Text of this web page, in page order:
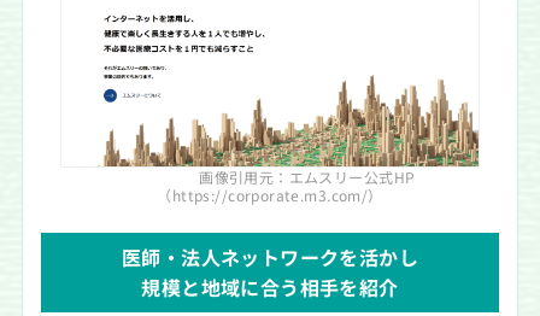
画像引用元：エムスリー公式HP
（https://corporate.m3.com/）
医師・法人ネットワークを活かし
規模と地域に合う相手を紹介